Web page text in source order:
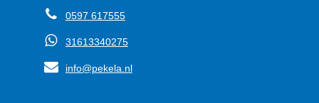
0597 617555
31613340275
info@pekela.nl